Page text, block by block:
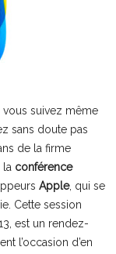
vous suivez même
sans doute pas
de la firme
la conférence
Apple, qui se
Cette session
est un rendez-
l’occasion d’en